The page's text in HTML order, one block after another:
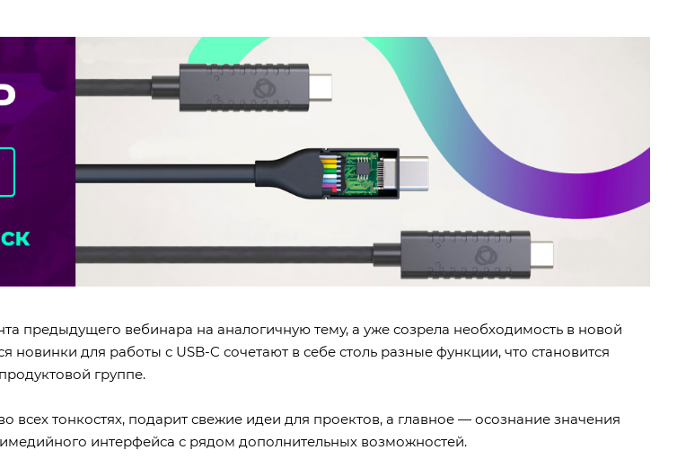
предыдущего вебинара на аналогичную тему, а уже созрела необходимость в новой
новинки для работы с USB-C сочетают в себе столь разные функции, что становится
группе.
всех тонкостях, подарит свежие идеи для проектов, а главное — осознание значения
интерфейса с рядом дополнительных возможностей.